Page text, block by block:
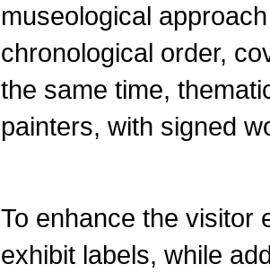
museological
chronological order,
the same time,
painters, with signed
To enhance the visitor
exhibit labels, while